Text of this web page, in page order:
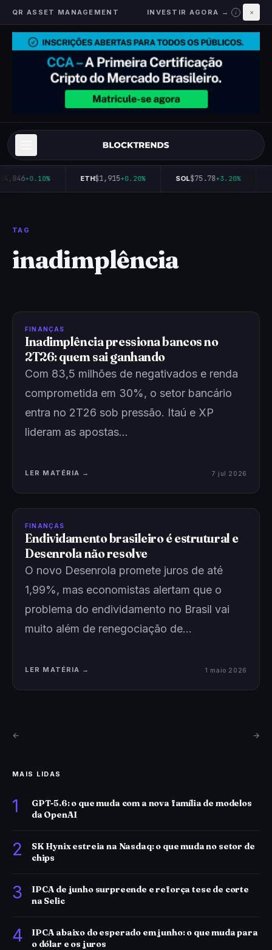
QR ASSET MANAGEMENT INVESTIR AGORA → i ×
+0.10% ETH$1,915+0.20% SOL$75.78+3.20%
TAG
inadimplência
FINANÇAS
Inadimplência pressiona bancos no
2T26: quem sai ganhando
Com 83,5 milhões de negativados e renda
comprometida em 30%, o setor bancário
entra no 2T26 sob pressão. Itaú e XP
lideram as apostas…
LER MATÉRIA → 7 jul 2026
FINANÇAS
Endividamento brasileiro é estrutural e
Desenrola não resolve
O novo Desenrola promete juros de até
1,99%, mas economistas alertam que o
problema do endividamento no Brasil vai
muito além de renegociação de…
LER MATÉRIA → 1 maio 2026
← →
MAIS LIDAS
1
GPT-5.6: o que muda com a nova família de modelos
da OpenAI
2
SK Hynix estreia na Nasdaq: o que muda no setor de
chips
3
IPCA de junho surpreende e reforça tese de corte
na Selic
4
IPCA abaixo do esperado em junho: o que muda para
o dólar e os juros